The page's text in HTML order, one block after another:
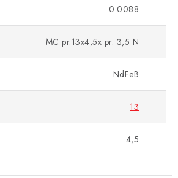
0.0088
MC pr.13x4,5x pr. 3,5 N
NdFeB
13
4,5